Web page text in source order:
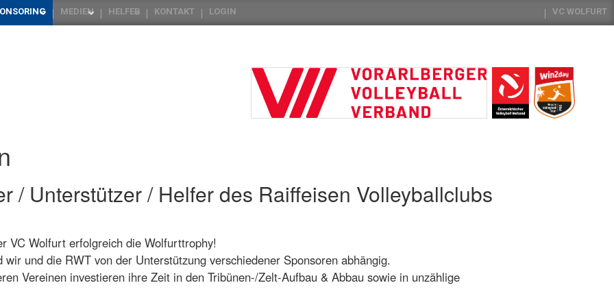
MEDIEN HELFER KONTAKT LOGIN VC WOLFURT
/ Unterstützer / Helfer des Raiffeisen Volleyballclubs
VC Wolfurt erfolgreich die Wolfurttrophy!
und die RWT von der Unterstützung verschiedener Sponsoren abhängig.
Vereinen investieren ihre Zeit in den Tribünen-/Zelt-Aufbau & Abbau sowie in unzählige